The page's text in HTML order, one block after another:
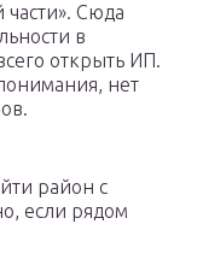
части». Сюда
в
открыть ИП.
нет
район с
если рядом